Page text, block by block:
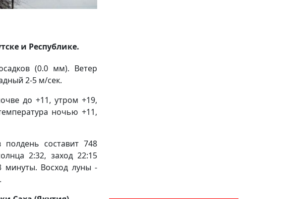
и Республике.
(0.0 мм). Ветер
2-5 м/сек.
до +11, утром +19,
ночью +11,
составит 748
2:32, заход 22:15
минуты. Восход луны -